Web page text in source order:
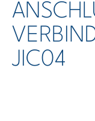
JIC04